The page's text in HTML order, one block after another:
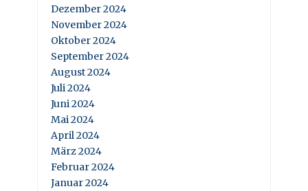
Dezember 2024
November 2024
Oktober 2024
September 2024
August 2024
Juli 2024
Juni 2024
Mai 2024
April 2024
März 2024
Februar 2024
Januar 2024